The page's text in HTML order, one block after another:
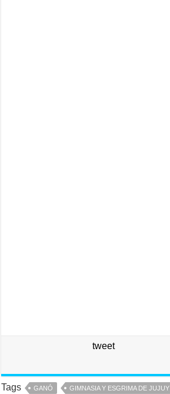
tweet
Tags GANÓ
GIMNASIA Y ESGRIMA DE JUJUY